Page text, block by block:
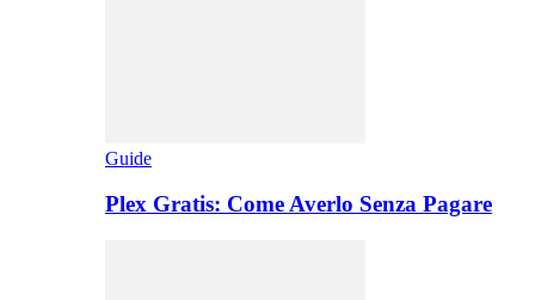
Guide
Plex Gratis: Come Averlo Senza Pagare